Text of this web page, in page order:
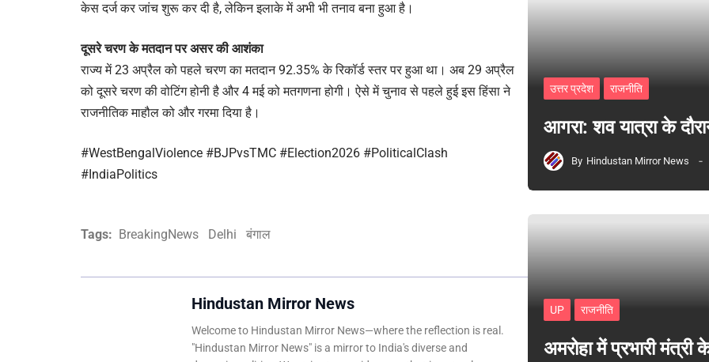
केस दर्ज कर जांच शुरू कर दी है, लेकिन इलाके में अभी भी तनाव बना हुआ है।
दूसरे चरण के मतदान पर असर की आशंका
राज्य में 23 अप्रैल को पहले चरण का मतदान 92.35% के रिकॉर्ड स्तर पर हुआ था। अब 29 अप्रैल
को दूसरे चरण की वोटिंग होनी है और 4 मई को मतगणना होगी। ऐसे में चुनाव से पहले हुई इस हिंसा ने
राजनीतिक माहौल को और गरमा दिया है।
#WestBengalViolence #BJPvsTMC #Election2026 #PoliticalClash
#IndiaPolitics
Tags: BreakingNews Delhi बंगाल
Hindustan Mirror News
Welcome to Hindustan Mirror News—where the reflection is real.
"Hindustan Mirror News" is a mirror to India's diverse and
उत्तर प्रदेश राजनीति
आगरा: शव यात्रा के
By Hindustan Mirror News
UP राजनीति
अमरोहा में प्रभारी